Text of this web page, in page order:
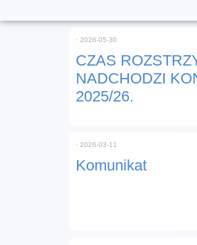
CZAS
NADCHODZI
2025/26.
⋅ 2026-05-30
Komunikat
⋅ 2026-03-11